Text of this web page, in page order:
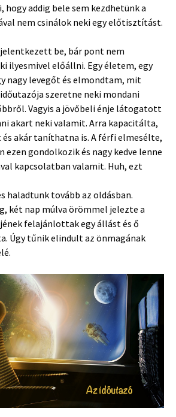
hogy addig bele sem kezdhetünk a
nem csinálok neki egy előtisztítást.
be, bár pont nem
ilyesmivel előállni. Egy életem, egy
nagy levegőt és elmondtam, mit
szeretne neki mondani
Vagyis a jövőbeli énje látogatott
akart neki valamit. Arra kapacitálta,
akár taníthatna is. A férfi elmesélte,
ezen gondolkozik és nagy kedve lenne
kapcsolatban valamit. Huh, ezt
haladtunk tovább az oldásban.
két nap múlva örömmel jelezte a
felajánlottak egy állást és ő
Úgy tűnik elindult az önmagának